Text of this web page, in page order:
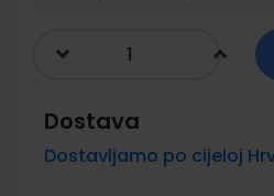
Dostava
Dostavljamo po cijeloj